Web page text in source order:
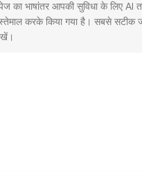
का भाषांतर आपकी सुविधा के लिए AI
करके किया गया है। सबसे सटीक